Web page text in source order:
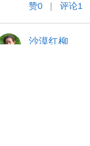
赞0 评论1
沙漠红柳